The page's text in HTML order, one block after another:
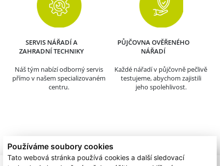
Používáme soubory cookies
Tato webová stránka používá cookies a další sledovací
SERVIS NÁŘADÍ A
ZAHRADNÍ TECHNIKY
Náš tým nabízí odborný servis
přímo v našem specializovaném
centru.
PŮJČOVNA OVĚŘENÉHO
NÁŘADÍ
Každé nářadí v půjčovně pečlivě
testujeme, abychom zajistili
jeho spolehlivost.